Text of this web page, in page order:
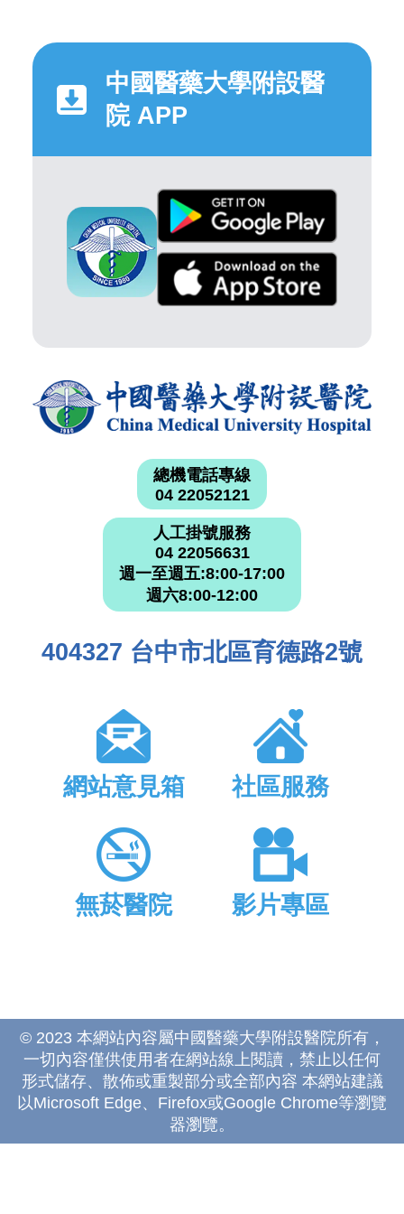
中國醫藥大學附設醫
院 APP
總機電話專線
04 22052121
人工掛號服務
04 22056631
週一至週五:8:00-17:00
週六8:00-12:00
404327 台中市北區育德路2號
網站意見箱 社區服務
無菸醫院 影片專區
© 2023 本網站內容屬中國醫藥大學附設醫院所有，
一切內容僅供使用者在網站線上閱讀，禁止以任何
形式儲存、散佈或重製部分或全部內容 本網站建議
以Microsoft Edge、Firefox或Google Chrome等瀏覽
器瀏覽。